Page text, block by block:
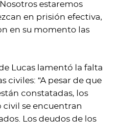
estaremos
en prisión efectiva,
en su momento las
Lucas lamentó la falta
civiles: “A pesar de que
constatadas, los
civil se encuentran
Los deudos de los